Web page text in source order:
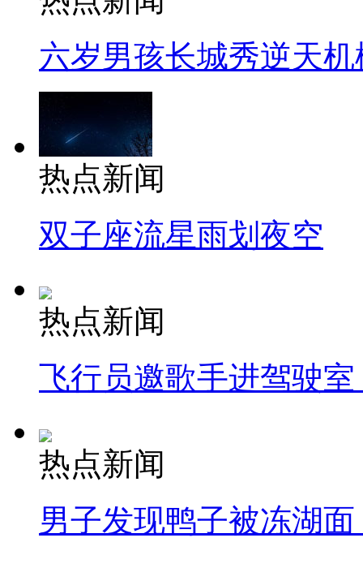
六岁男孩长城秀逆天机
热点新闻
双子座流星雨划夜空
热点新闻
飞行员邀歌手进驾驶
热点新闻
男子发现鸭子被冻湖